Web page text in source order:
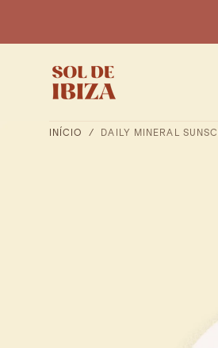
CONTEÚDO
INÍCIO / DAILY MINERAL